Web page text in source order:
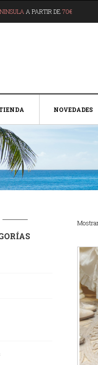
A PARTIR DE 70€
NOVEDADES